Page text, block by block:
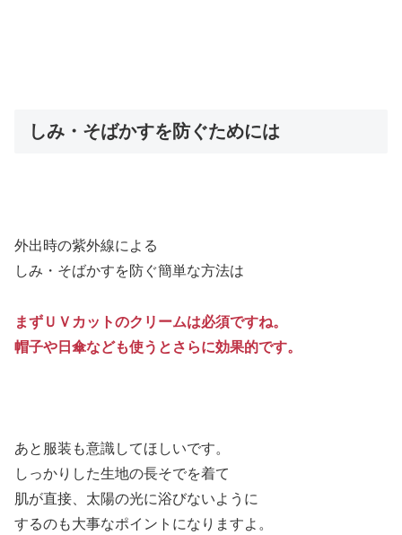
しみ・そばかすを防ぐためには
外出時の紫外線による
しみ・そばかすを防ぐ簡単な方法は
まずＵＶカットのクリームは必須ですね。
帽子や日傘なども使うとさらに効果的です。
あと服装も意識してほしいです。
しっかりした生地の長そでを着て
肌が直接、太陽の光に浴びないように
するのも大事なポイントになりますよ。